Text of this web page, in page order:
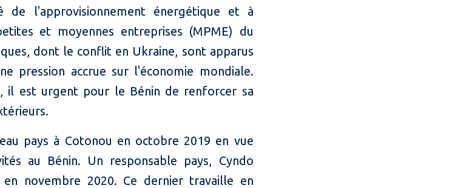
de l'approvisionnement énergétique et à
et moyennes entreprises (MPME) du
dont le conflit en Ukraine, sont apparus
pression accrue sur l'économie mondiale.
il est urgent pour le Bénin de renforcer sa
pays à Cotonou en octobre 2019 en vue
au Bénin. Un responsable pays, Cyndo
novembre 2020. Ce dernier travaille en